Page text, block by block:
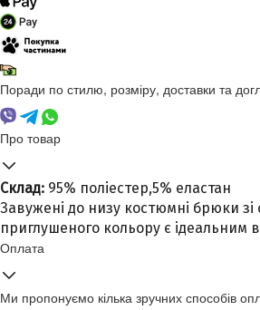
Поради по стилю, розміру, доставки та
Про товар
Склад: 95% поліестер,5% еластан
Завужені до низу костюмні брюки зі
приглушеного кольору є ідеальним
Оплата
Ми пропонуємо кілька зручних способів